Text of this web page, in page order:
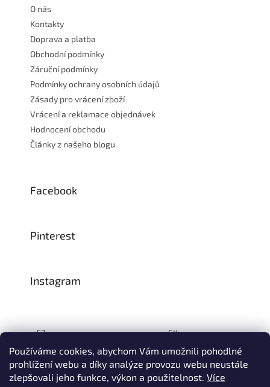
Používáme cookies, abychom Vám umožnili pohodlné
prohlížení webu a díky analýze provozu webu neustále
zlepšovali jeho funkce, výkon a použitelnost. Více
O nás
Kontakty
Doprava a platba
Obchodní podmínky
Záruční podmínky
Podmínky ochrany osobních údajů
Zásady pro vrácení zboží
Vrácení a reklamace objednávek
Hodnocení obchodu
Články z našeho blogu
Facebook
Pinterest
Instagram
CZ: SK: